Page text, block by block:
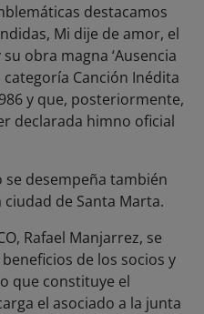
destacamos
Mi dije de amor, el
obra magna ‘Ausencia
Canción Inédita
y que, posteriormente,
declarada himno oficial
desempeña también
de Santa Marta.
Rafael Manjarrez, se
de los socios y
que constituye el
el asociado a la junta